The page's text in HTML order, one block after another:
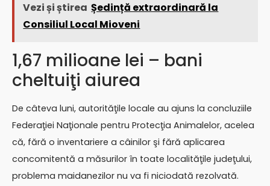
Vezi și știrea Ședință extraordinară la
Consiliul Local Mioveni
1,67 milioane lei – bani
cheltuiţi aiurea
De câteva luni, autorităţile locale au ajuns la concluziile
Federaţiei Naţionale pentru Protecţia Animalelor, acelea
că, fără o inventariere a câinilor şi fără aplicarea
concomitentă a măsurilor în toate localităţile judeţului,
problema maidanezilor nu va fi niciodată rezolvată.